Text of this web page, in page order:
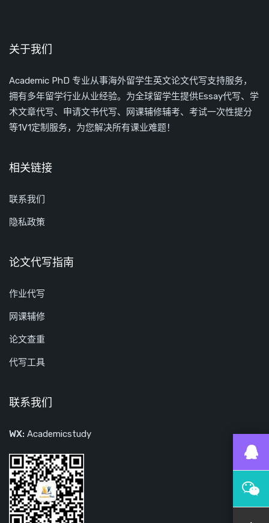
关于我们
Academic PhD 专业从事海外留学生英文论文代写支持服务，
拥有多年留学行业从业经验。为全球留学生提供Essay代写、学
术文章代写、申请文书代写、网课辅修辅考、考试一次性提分
等1V1定制服务，为您解决所有课业难题！
相关链接
联系我们
隐私政策
论文代写指南
作业代写
网课辅修
论文查重
代写工具
联系我们
WX: Academicstudy